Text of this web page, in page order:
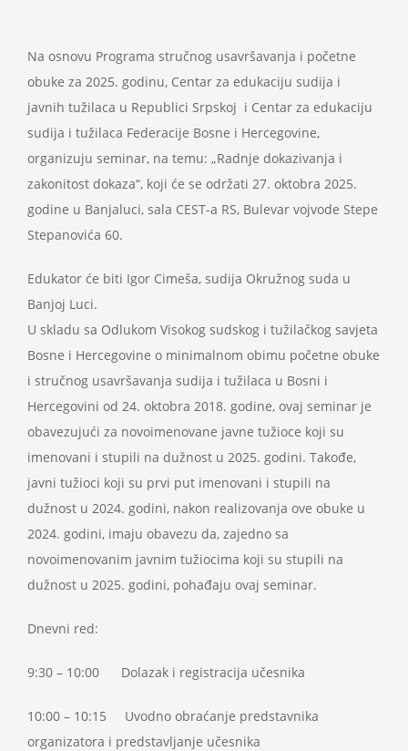
Novosti
Kontakt
Search
for:
Na osnovu Programa stručnog usavršavanja i početne
obuke za 2025. godinu, Centar za edukaciju sudija i
javnih tužilaca u Republici Srpskoj i Centar za edukaciju
sudija i tužilaca Federacije Bosne i Hercegovine,
organizuju seminar, na temu: „Radnje dokazivanja i
zakonitost dokaza“, koji će se održati 27. oktobra 2025.
godine u Banjaluci, sala CEST-a RS, Bulevar vojvode Stepe
Stepanovića 60.
Edukator će biti Igor Cimeša, sudija Okružnog suda u
Banjoj Luci.
U skladu sa Odlukom Visokog sudskog i tužilačkog savjeta
Bosne i Hercegovine o minimalnom obimu početne obuke
i stručnog usavršavanja sudija i tužilaca u Bosni i
Hercegovini od 24. oktobra 2018. godine, ovaj seminar je
obavezujući za novoimenovane javne tužioce koji su
imenovani i stupili na dužnost u 2025. godini. Takođe,
javni tužioci koji su prvi put imenovani i stupili na
dužnost u 2024. godini, nakon realizovanja ove obuke u
2024. godini, imaju obavezu da, zajedno sa
novoimenovanim javnim tužiocima koji su stupili na
dužnost u 2025. godini, pohađaju ovaj seminar.
Dnevni red:
9:30 – 10:00 Dolazak i registracija učesnika
10:00 – 10:15 Uvodno obraćanje predstavnika
organizatora i predstavljanje učesnika